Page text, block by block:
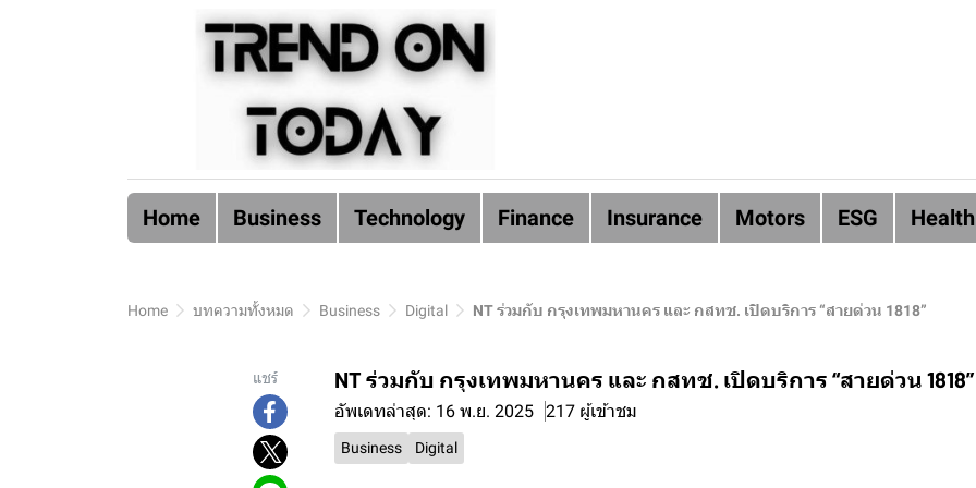
Home Business Technology Finance Insurance Motors ESG Health
Home บทความทั้งหมด Business Digital NT ร่วมกับ กรุงเทพมหานคร และ กสทช. เปิดบริการ “สายด่วน 1818”
แชร์ NT ร่วมกับ กรุงเทพมหานคร และ กสทช. เปิดบริการ “สายด่วน 1818”
อัพเดทล่าสุด: 16 พ.ย. 2025 217 ผู้เข้าชม
Business Digital